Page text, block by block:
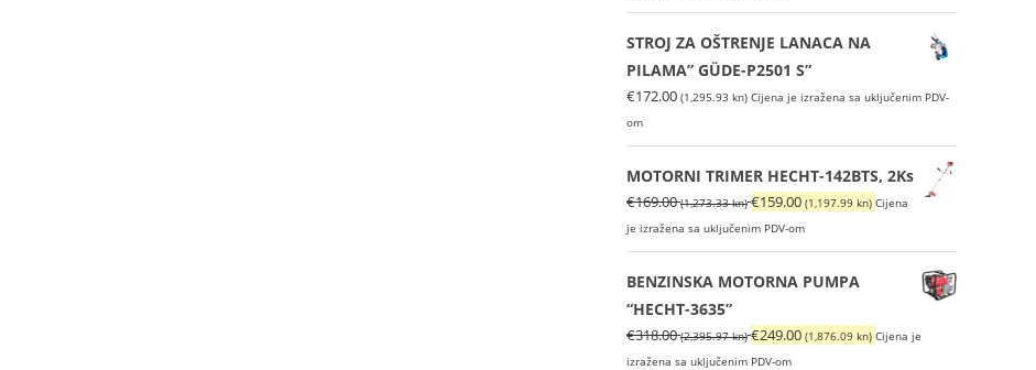
bila
je:
€1,299.00
je:
€1,099.00
(8,280.42
STROJ ZA OŠTRENJE LANACA NA
PILAMA” GÜDE-P2501 S”
€172.00 (1,295.93 kn) Cijena je izražena sa uključenim PDV-
om
MOTORNI TRIMER HECHT-142BTS, 2Ks
€169.00 (1,273.33 kn)Izvorna
cijena
bila
je:
(1,273.33
€159.00 (1,197.99 kn) Trenutna
je:
€159.00
(1,197.99
kn).
Cijena
je izražena sa uključenim PDV-om
BENZINSKA MOTORNA PUMPA
“HECHT-3635”
€318.00 (2,395.97 kn)Izvorna
cijena
€249.00 (1,876.09 kn) Trenutna
Cijena je
izražena sa uključenim PDV-om